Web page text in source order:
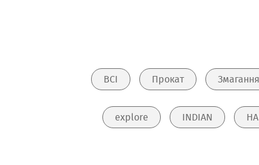
ВСІ Прокат Змагання
explore INDIAN